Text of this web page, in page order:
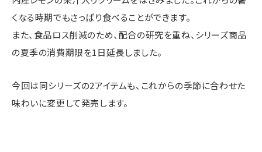
くなる時期でもさっぱり食べることができます。
また、食品ロス削減のため、配合の研究を重ね、シリーズ商品
の夏季の消費期限を1日延長しました。
今回は同シリーズの2アイテムも、これからの季節に合わせた
味わいに変更して発売します。